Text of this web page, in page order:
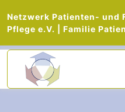
Netzwerk Patienten- und
Pflege e.V. | Familie